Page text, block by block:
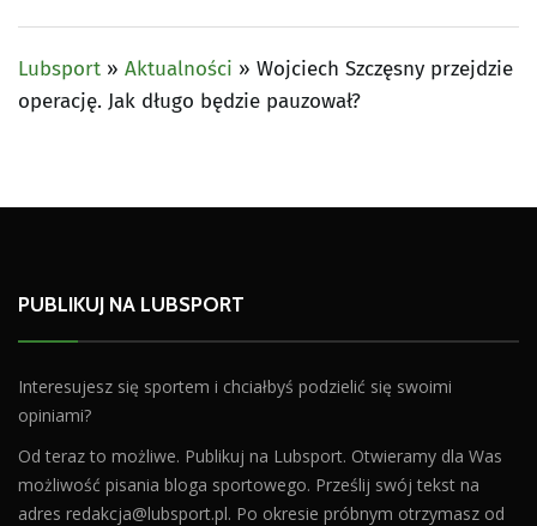
Lubsport » Aktualności » Wojciech Szczęsny przejdzie
operację. Jak długo będzie pauzował?
PUBLIKUJ NA LUBSPORT
Interesujesz się sportem i chciałbyś podzielić się swoimi
opiniami?
Od teraz to możliwe. Publikuj na Lubsport. Otwieramy dla Was
możliwość pisania bloga sportowego. Prześlij swój tekst na
adres redakcja@lubsport.pl. Po okresie próbnym otrzymasz od